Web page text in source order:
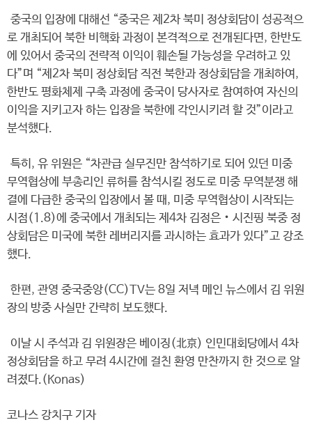
중국의 입장에 대해선 “중국은 제2차 북미 정상회담이 성공적으
로 개최되어 북한 비핵화 과정이 본격적으로 전개된다면, 한반도
에 있어서 중국의 전략적 이익이 훼손될 가능성을 우려하고 있
다”며 “제2차 북미 정상회담 직전 북한과 정상회담을 개최하여,
한반도 평화체제 구축 과정에 중국이 당사자로 참여하여 자신의
이익을 지키고자 하는 입장을 북한에 각인시키려 할 것”이라고
분석했다.
특히, 유 위원은 “차관급 실무진만 참석하기로 되어 있던 미중
무역협상에 부총리인 류허를 참석시킬 정도로 미중 무역분쟁 해
결에 다급한 중국의 입장에서 볼 때, 미중 무역협상이 시작되는
시점(1.8)에 중국에서 개최되는 제4차 김정은‧시진핑 북중 정
상회담은 미국에 북한 레버리지를 과시하는 효과가 있다”고 강조
했다.
한편, 관영 중국중앙(CC)TV는 8일 저녁 메인 뉴스에서 김 위원
장의 방중 사실만 간략히 보도했다.
이날 시 주석과 김 위원장은 베이징(北京) 인민대회당에서 4차
정상회담을 하고 무려 4시간에 걸친 환영 만찬까지 한 것으로 알
려졌다.(Konas)
코나스 강치구 기자